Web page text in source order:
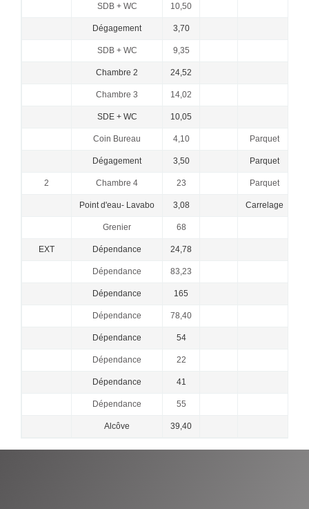
SDB + WC 10,50
Dégagement 3,70
SDB + WC 9,35
Chambre 2 24,52
Chambre 3 14,02
SDE + WC 10,05
Coin Bureau 4,10 Parquet
Dégagement 3,50 Parquet
2 Chambre 4 23 Parquet
Point d'eau- Lavabo 3,08 Carrelage
Grenier 68
EXT Dépendance 24,78
Dépendance 83,23
Dépendance 165
Dépendance 78,40
Dépendance 54
Dépendance 22
Dépendance 41
Dépendance 55
Alcôve 39,40